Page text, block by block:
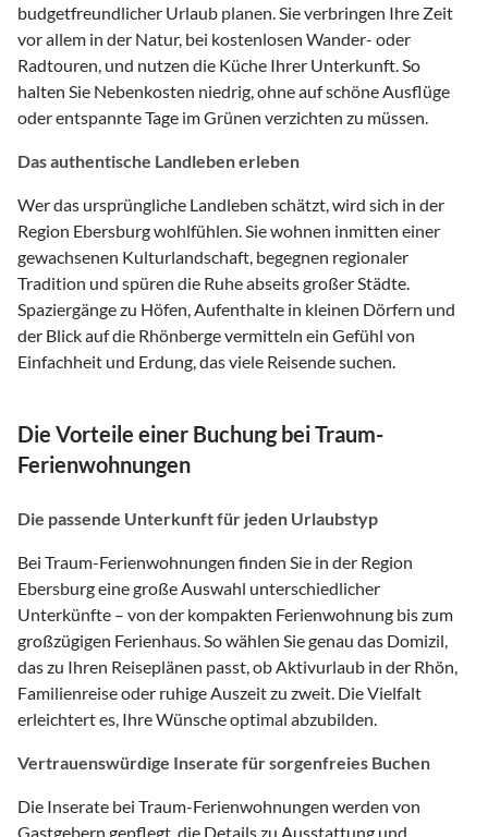
budgetfreundlicher Urlaub planen. Sie verbringen Ihre Zeit
vor allem in der Natur, bei kostenlosen Wander- oder
Radtouren, und nutzen die Küche Ihrer Unterkunft. So
halten Sie Nebenkosten niedrig, ohne auf schöne Ausflüge
oder entspannte Tage im Grünen verzichten zu müssen.
Das authentische Landleben erleben
Wer das ursprüngliche Landleben schätzt, wird sich in der
Region Ebersburg wohlfühlen. Sie wohnen inmitten einer
gewachsenen Kulturlandschaft, begegnen regionaler
Tradition und spüren die Ruhe abseits großer Städte.
Spaziergänge zu Höfen, Aufenthalte in kleinen Dörfern und
der Blick auf die Rhönberge vermitteln ein Gefühl von
Einfachheit und Erdung, das viele Reisende suchen.
Die Vorteile einer Buchung bei Traum-
Ferienwohnungen
Die passende Unterkunft für jeden Urlaubstyp
Bei Traum-Ferienwohnungen finden Sie in der Region
Ebersburg eine große Auswahl unterschiedlicher
Unterkünfte – von der kompakten Ferienwohnung bis zum
großzügigen Ferienhaus. So wählen Sie genau das Domizil,
das zu Ihren Reiseplänen passt, ob Aktivurlaub in der Rhön,
Familienreise oder ruhige Auszeit zu zweit. Die Vielfalt
erleichtert es, Ihre Wünsche optimal abzubilden.
Vertrauenswürdige Inserate für sorgenfreies Buchen
Die Inserate bei Traum-Ferienwohnungen werden von
Gastgebern gepflegt, die Details zu Ausstattung und